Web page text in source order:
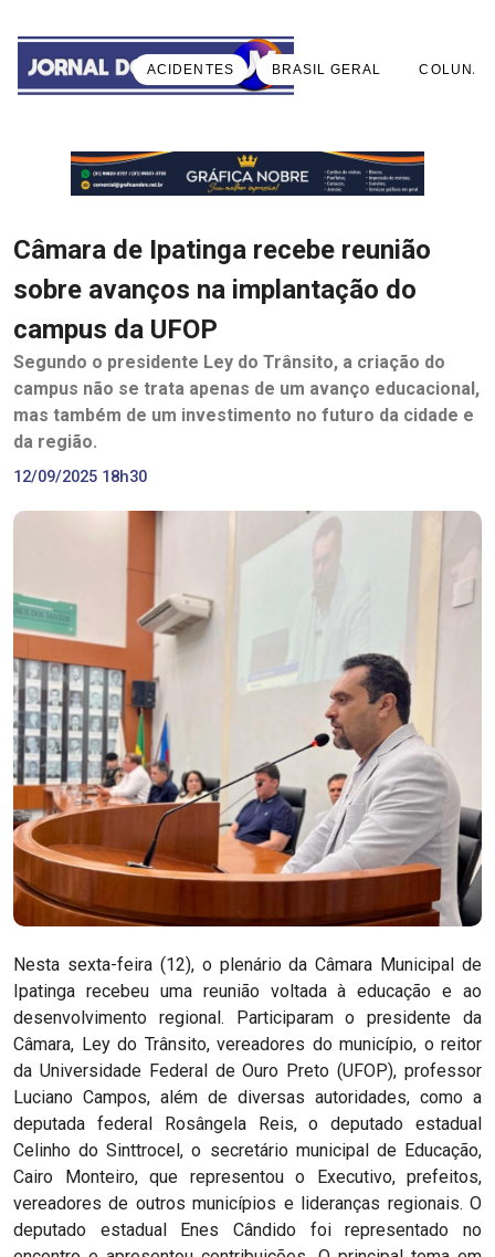
ACIDENTES BRASIL GERAL COLUNA
Câmara de Ipatinga recebe reunião
sobre avanços na implantação do
campus da UFOP
Segundo o presidente Ley do Trânsito, a criação do
campus não se trata apenas de um avanço educacional,
mas também de um investimento no futuro da cidade e
da região.
12/09/2025 18h30
Nesta sexta-feira (12), o plenário da Câmara Municipal de
Ipatinga recebeu uma reunião voltada à educação e ao
desenvolvimento regional. Participaram o presidente da
Câmara, Ley do Trânsito, vereadores do município, o reitor
da Universidade Federal de Ouro Preto (UFOP), professor
Luciano Campos, além de diversas autoridades, como a
deputada federal Rosângela Reis, o deputado estadual
Celinho do Sinttrocel, o secretário municipal de Educação,
Cairo Monteiro, que representou o Executivo, prefeitos,
vereadores de outros municípios e lideranças regionais. O
deputado estadual Enes Cândido foi representado no